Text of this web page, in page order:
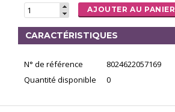
AJOUTER AU PANIER
CARACTÉRISTIQUES
N° de référence
8024622057169
Quantité disponible
0